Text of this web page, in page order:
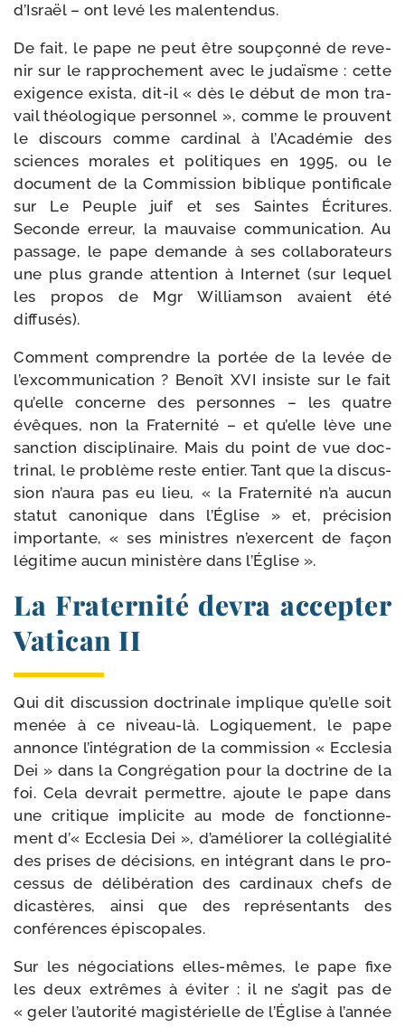
d’Israël – ont levé les malentendus.
De fait, le pape ne peut être soup­çon­né de reve­
nir sur le rap­pro­che­ment avec le judaïsme : cette
exi­gence exis­ta, dit-​il « dès le début de mon tra­
vail théo­lo­gique per­son­nel », comme le prouvent
le dis­cours comme car­di­nal à l’Académie des
sciences morales et poli­tiques en 1995, ou le
docu­ment de la Commission biblique pon­ti­fi­cale
sur Le Peuple juif et ses Saintes Écritures.
Seconde erreur, la mau­vaise com­mu­ni­ca­tion. Au
pas­sage, le pape demande à ses col­la­bo­ra­teurs
une plus grande atten­tion à Internet (sur lequel
les pro­pos de Mgr Williamson avaient été
diffusés).
Comment com­prendre la por­tée de la levée de
l’excommunication ? Benoît XVI insiste sur le fait
qu’elle concerne des per­sonnes – les quatre
évêques, non la Fraternité – et qu’elle lève une
sanc­tion dis­ci­pli­naire. Mais du point de vue doc­
tri­nal, le pro­blème reste entier. Tant que la dis­cus­
sion n’aura pas eu lieu, « la Fraternité n’a aucun
sta­tut cano­nique dans l’Église » et, pré­ci­sion
impor­tante, « ses ministres n’exercent de façon
légi­time aucun minis­tère dans l’Église ».
La Fraternité devra accepter
Vatican II
Qui dit dis­cus­sion doc­tri­nale implique qu’elle soit
menée à ce niveau-​là. Logiquement, le pape
annonce l’intégration de la com­mis­sion « Ecclesia
Dei » dans la Congrégation pour la doc­trine de la
foi. Cela devrait per­mettre, ajoute le pape dans
une cri­tique impli­cite au mode de fonc­tion­ne­
ment d’« Ecclesia Dei », d’améliorer la col­lé­gia­li­té
des prises de déci­sions, en inté­grant dans le pro­
ces­sus de déli­bé­ra­tion des car­di­naux chefs de
dicas­tères, ain­si que des repré­sen­tants des
confé­rences épiscopales.
Sur les négo­cia­tions elles-​mêmes, le pape fixe
les deux extrêmes à évi­ter : il ne s’agit pas de
« geler l’autorité magis­té­rielle de l’Église à l’année